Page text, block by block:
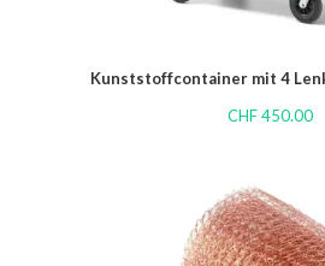
Kunststoffcontainer mit 4
CHF450.00